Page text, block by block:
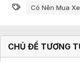
Từ khóa
Có Nên Mua
CHỦ ĐỀ TƯƠNG